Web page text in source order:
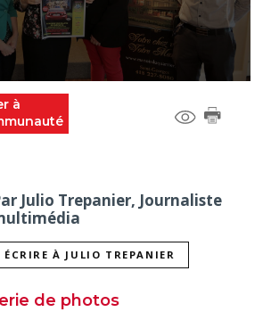
à
Julio Trepanier, Journaliste
ÉCRIRE À JULIO TREPANIER
de photos